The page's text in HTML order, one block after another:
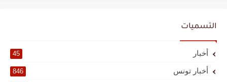
التسميات
أخبار 45
أخبار تونس 846